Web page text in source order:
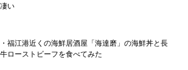
い
福江港近くの海鮮居酒屋「海達磨」の海鮮丼と長
ローストビーフを食べてみた